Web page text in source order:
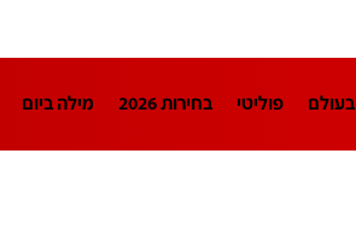
בעולם פוליטי בחירות 2026 מילה ביום